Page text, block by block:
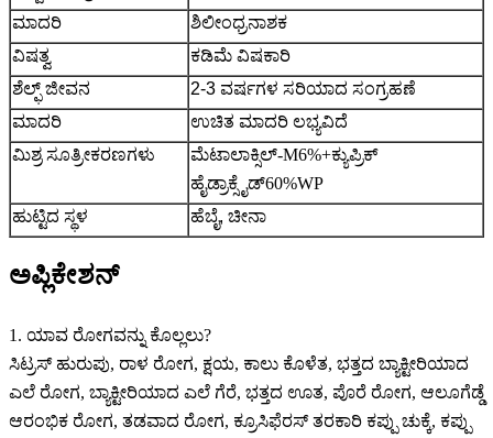
ಮಾದರಿ
ಶಿಲೀಂಧ್ರನಾಶಕ
ವಿಷತ್ವ
ಕಡಿಮೆ ವಿಷಕಾರಿ
ಶೆಲ್ಫ್ ಜೀವನ
2-3 ವರ್ಷಗಳ ಸರಿಯಾದ ಸಂಗ್ರಹಣೆ
ಮಾದರಿ
ಉಚಿತ ಮಾದರಿ ಲಭ್ಯವಿದೆ
ಮಿಶ್ರ ಸೂತ್ರೀಕರಣಗಳು
ಮೆಟಾಲಾಕ್ಸಿಲ್-M6%+ಕ್ಯುಪ್ರಿಕ್
ಹೈಡ್ರಾಕ್ಸೈಡ್60%WP
ಹುಟ್ಟಿದ ಸ್ಥಳ
ಹೆಬೈ, ಚೀನಾ
ಅಪ್ಲಿಕೇಶನ್
1. ಯಾವ ರೋಗವನ್ನು ಕೊಲ್ಲಲು?
ಸಿಟ್ರಸ್ ಹುರುಪು, ರಾಳ ರೋಗ, ಕ್ಷಯ, ಕಾಲು ಕೊಳೆತ, ಭತ್ತದ ಬ್ಯಾಕ್ಟೀರಿಯಾದ
ಎಲೆ ರೋಗ, ಬ್ಯಾಕ್ಟೀರಿಯಾದ ಎಲೆ ಗೆರೆ, ಭತ್ತದ ಊತ, ಪೊರೆ ರೋಗ, ಆಲೂಗೆಡ್ಡೆ
ಆರಂಭಿಕ ರೋಗ, ತಡವಾದ ರೋಗ, ಕ್ರೂಸಿಫೆರಸ್ ತರಕಾರಿ ಕಪ್ಪು ಚುಕ್ಕೆ, ಕಪ್ಪು